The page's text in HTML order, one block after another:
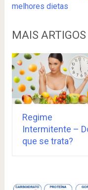
melhores dietas
MAIS
Regime
Intermitente –
que se trata?